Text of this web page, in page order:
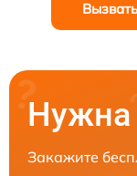
Нужна
Закажите